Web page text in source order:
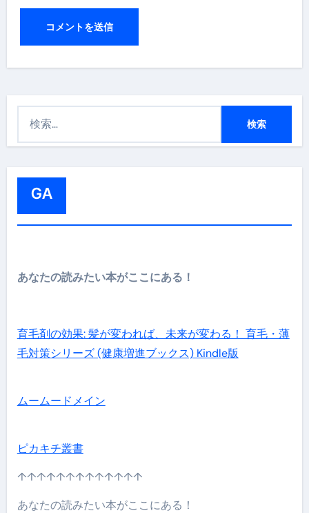
GA
あなたの読みたい本がここにある！
育毛剤の効果: 髪が変われば、未来が変わる！ 育毛・薄
毛対策シリーズ (健康増進ブックス) Kindle版
ムームードメイン
ピカキチ叢書
↑↑↑↑↑↑↑↑↑↑↑↑↑
あなたの読みたい本がここにある！